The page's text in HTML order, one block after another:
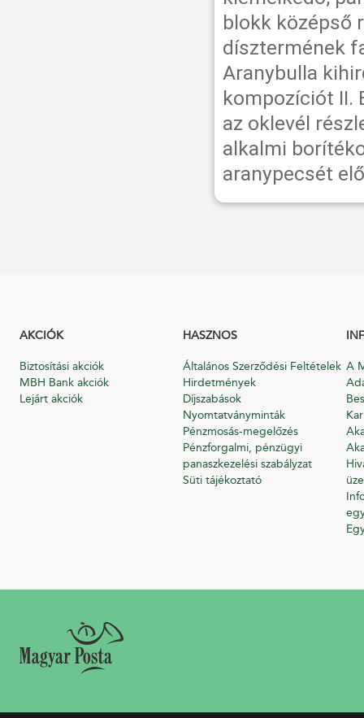
blokk középső
dísztermének
Aranybulla
kompozíciót II.
az oklevél
alkalmi
aranypecsét
AKCIÓK
Biztosítási akciók
MBH Bank akciók
Lejárt akciók
HASZNOS
Általános Szerződési Feltételek
Hirdetmények
Díjszabások
Nyomtatványminták
Pénzmosás-megelőzés
Pénzforgalmi, pénzügyi
panaszkezelési szabályzat
Süti tájékoztató
A